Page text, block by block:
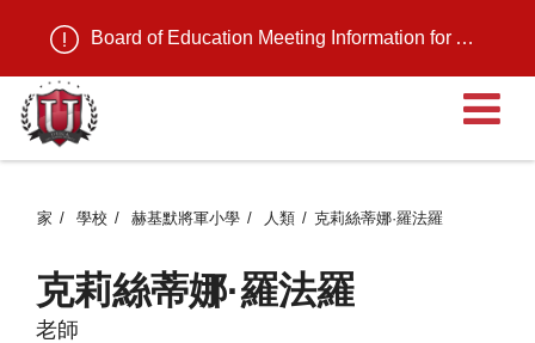
Board of Education Meeting Information for August 11, 2026
家 學校 赫基默將軍小學 人類 克莉絲蒂娜·羅法羅
克莉絲蒂娜·羅法羅
老師